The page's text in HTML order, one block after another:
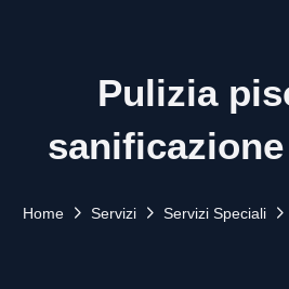
Pulizia
Home Servizi Servizi Speciali